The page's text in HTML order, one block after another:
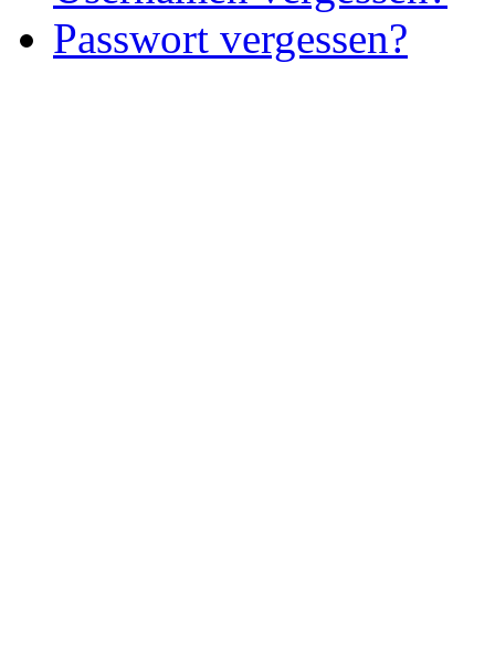
Passwort vergessen?